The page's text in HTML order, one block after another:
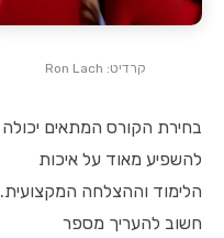
קרדיט: Ron Lach
בחירת הקורס המתאים יכולה
להשפיע מאוד על איכות
הלימוד וההצלחה המקצועית.
חשוב להעריך מספר